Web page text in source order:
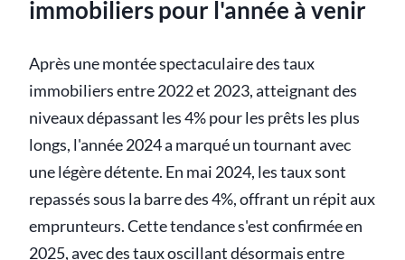
immobiliers pour l'année à venir
Après une montée spectaculaire des taux
immobiliers entre 2022 et 2023, atteignant des
niveaux dépassant les 4% pour les prêts les plus
longs, l'année 2024 a marqué un tournant avec
une légère détente. En mai 2024, les taux sont
repassés sous la barre des 4%, offrant un répit aux
emprunteurs. Cette tendance s'est confirmée en
2025, avec des taux oscillant désormais entre